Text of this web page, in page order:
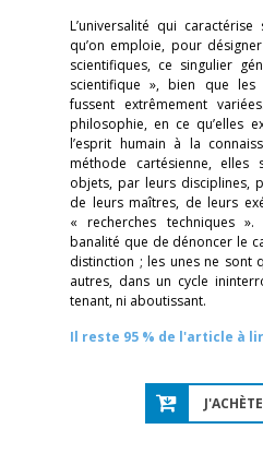
L’universalité qui
qu’on emploie, pour
scientifiques, ce singulier
scientifique », bien que les
fussent extrêmement
philosophie, en ce qu’elles
l’esprit humain à la
méthode cartésienne,
objets, par leurs disciplines,
de leurs maîtres, de leurs
« recherches techniques ».
banalité que de dénoncer le
distinction ; les unes ne sont
autres, dans un cycle
tenant, ni aboutissant.
Il reste 95 % de l'article à
J'ACHÈTE